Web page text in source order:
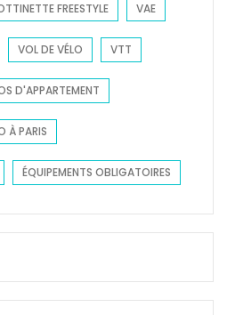
FREESTYLE VAE
VOL DE VÉLO VTT
D'APPARTEMENT
À PARIS
ÉQUIPEMENTS OBLIGATOIRES